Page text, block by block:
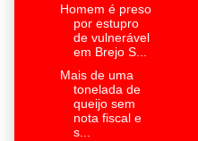
Homem é preso
por estupro
de vulnerável
em Brejo S...
Mais de uma
tonelada de
queijo sem
nota fiscal e
s...